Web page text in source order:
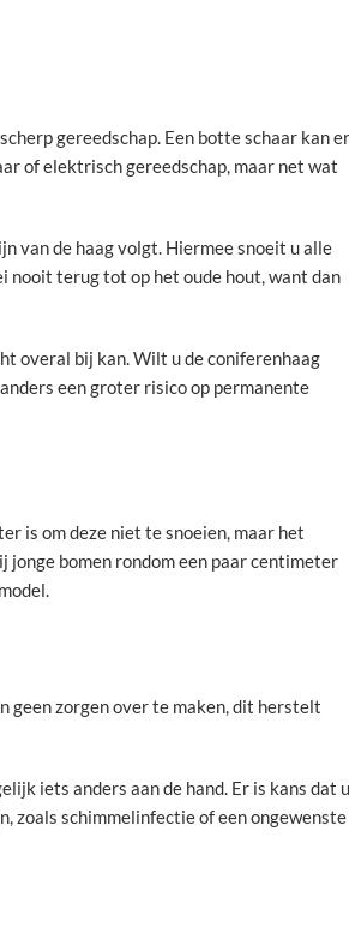
gereedschap. Een botte schaar kan er
of elektrisch gereedschap, maar net wat
van de haag volgt. Hiermee snoeit u alle
nooit terug tot op het oude hout, want dan
overal bij kan. Wilt u de coniferenhaag
een groter risico op permanente
is om deze niet te snoeien, maar het
jonge bomen rondom een paar centimeter
geen zorgen over te maken, dit herstelt
iets anders aan de hand. Er is kans dat u
zoals schimmelinfectie of een ongewenste